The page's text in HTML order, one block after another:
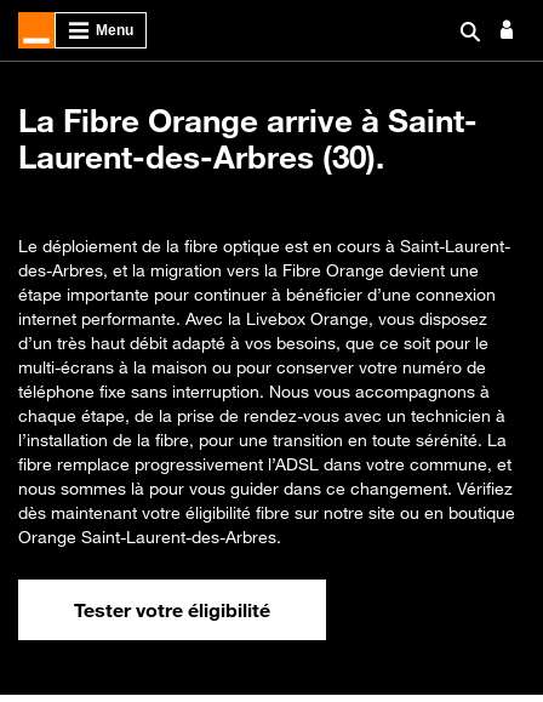
La Fibre Orange arrive à Saint-
Laurent-des-Arbres (30).
Le déploiement de la fibre optique est en cours à Saint-Laurent-
des-Arbres, et la migration vers la Fibre Orange devient une
étape importante pour continuer à bénéficier d’une connexion
internet performante. Avec la Livebox Orange, vous disposez
d’un très haut débit adapté à vos besoins, que ce soit pour le
multi-écrans à la maison ou pour conserver votre numéro de
téléphone fixe sans interruption. Nous vous accompagnons à
chaque étape, de la prise de rendez-vous avec un technicien à
l’installation de la fibre, pour une transition en toute sérénité. La
fibre remplace progressivement l’ADSL dans votre commune, et
nous sommes là pour vous guider dans ce changement. Vérifiez
dès maintenant votre éligibilité fibre sur notre site ou en boutique
Orange Saint-Laurent-des-Arbres.
Tester votre éligibilité